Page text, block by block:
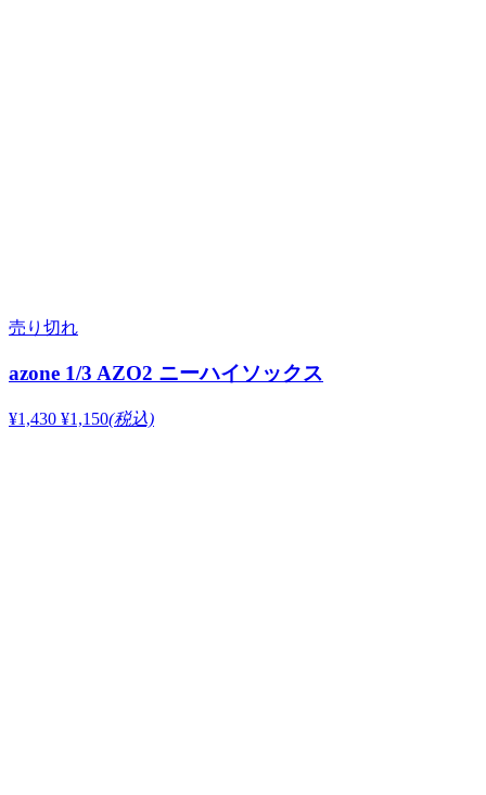
売り切れ
azone 1/3 AZO2 ニーハイソックス
¥1,430 ¥1,150(税込)